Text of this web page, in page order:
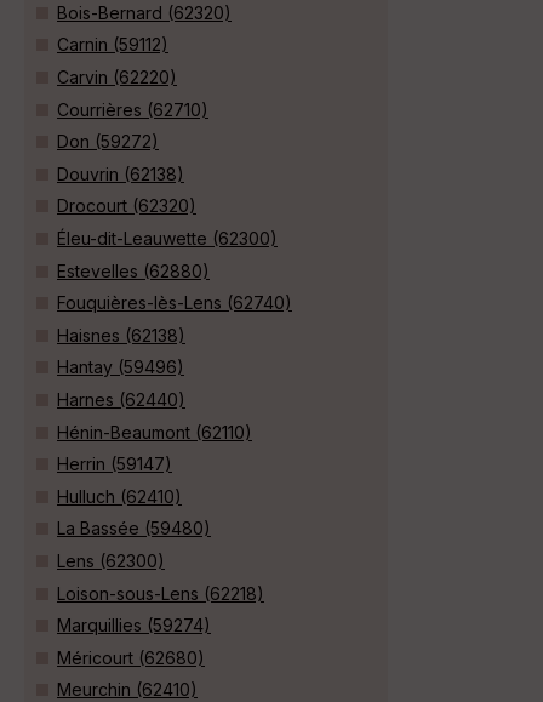
Bois-Bernard (62320)
Carnin (59112)
Carvin (62220)
Courrières (62710)
Don (59272)
Douvrin (62138)
Drocourt (62320)
Éleu-dit-Leauwette (62300)
Estevelles (62880)
Fouquières-lès-Lens (62740)
Haisnes (62138)
Hantay (59496)
Harnes (62440)
Hénin-Beaumont (62110)
Herrin (59147)
Hulluch (62410)
La Bassée (59480)
Lens (62300)
Loison-sous-Lens (62218)
Marquillies (59274)
Méricourt (62680)
Meurchin (62410)